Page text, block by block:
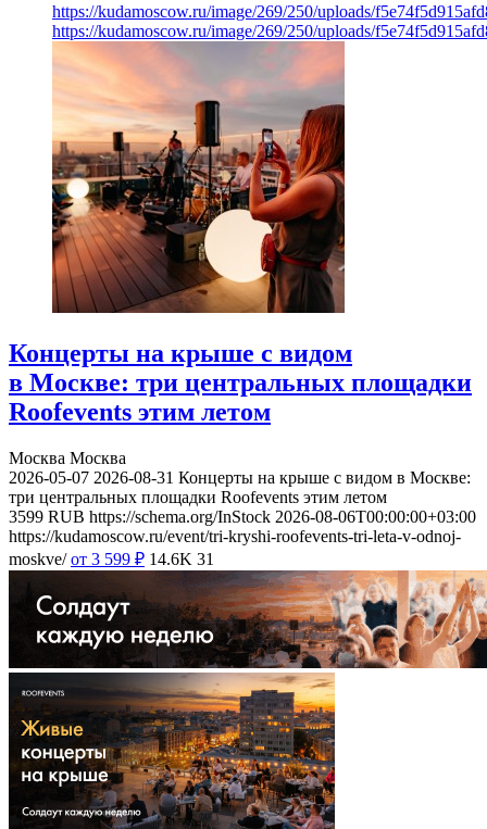
https://kudamoscow.ru/image/269/250/uploads/
https://kudamoscow.ru/image/269/250/uploads/
Концерты на крыше с видом
в Москве: три центральных площадки
Roofevents этим летом
Москва Москва
2026-05-07 2026-08-31 Концерты на крыше с видом в Москве:
три центральных площадки Roofevents этим летом
3599 RUB https://schema.org/InStock 2026-08-06T00:00:00+03:00
https://kudamoscow.ru/event/tri-kryshi-roofevents-tri-leta-v-odnoj-
moskve/ от 3 599 ₽ 14.6K 31